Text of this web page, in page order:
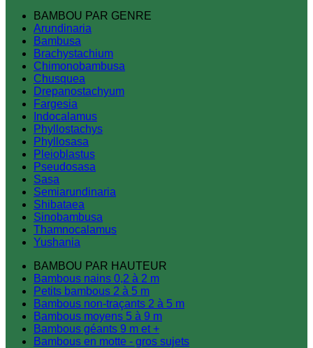
BAMBOU PAR GENRE
Arundinaria
Bambusa
Brachystachium
Chimonobambusa
Chusquea
Drepanostachyum
Fargesia
Indocalamus
Phyllostachys
Phyllosasa
Pleioblastus
Pseudosasa
Sasa
Semiarundinaria
Shibataea
Sinobambusa
Thamnocalamus
Yushania
BAMBOU PAR HAUTEUR
Bambous nains 0,2 à 2 m
Petits bambous 2 à 5 m
Bambous non-traçants 2 à 5 m
Bambous moyens 5 à 9 m
Bambous géants 9 m et +
Bambous en motte - gros sujets